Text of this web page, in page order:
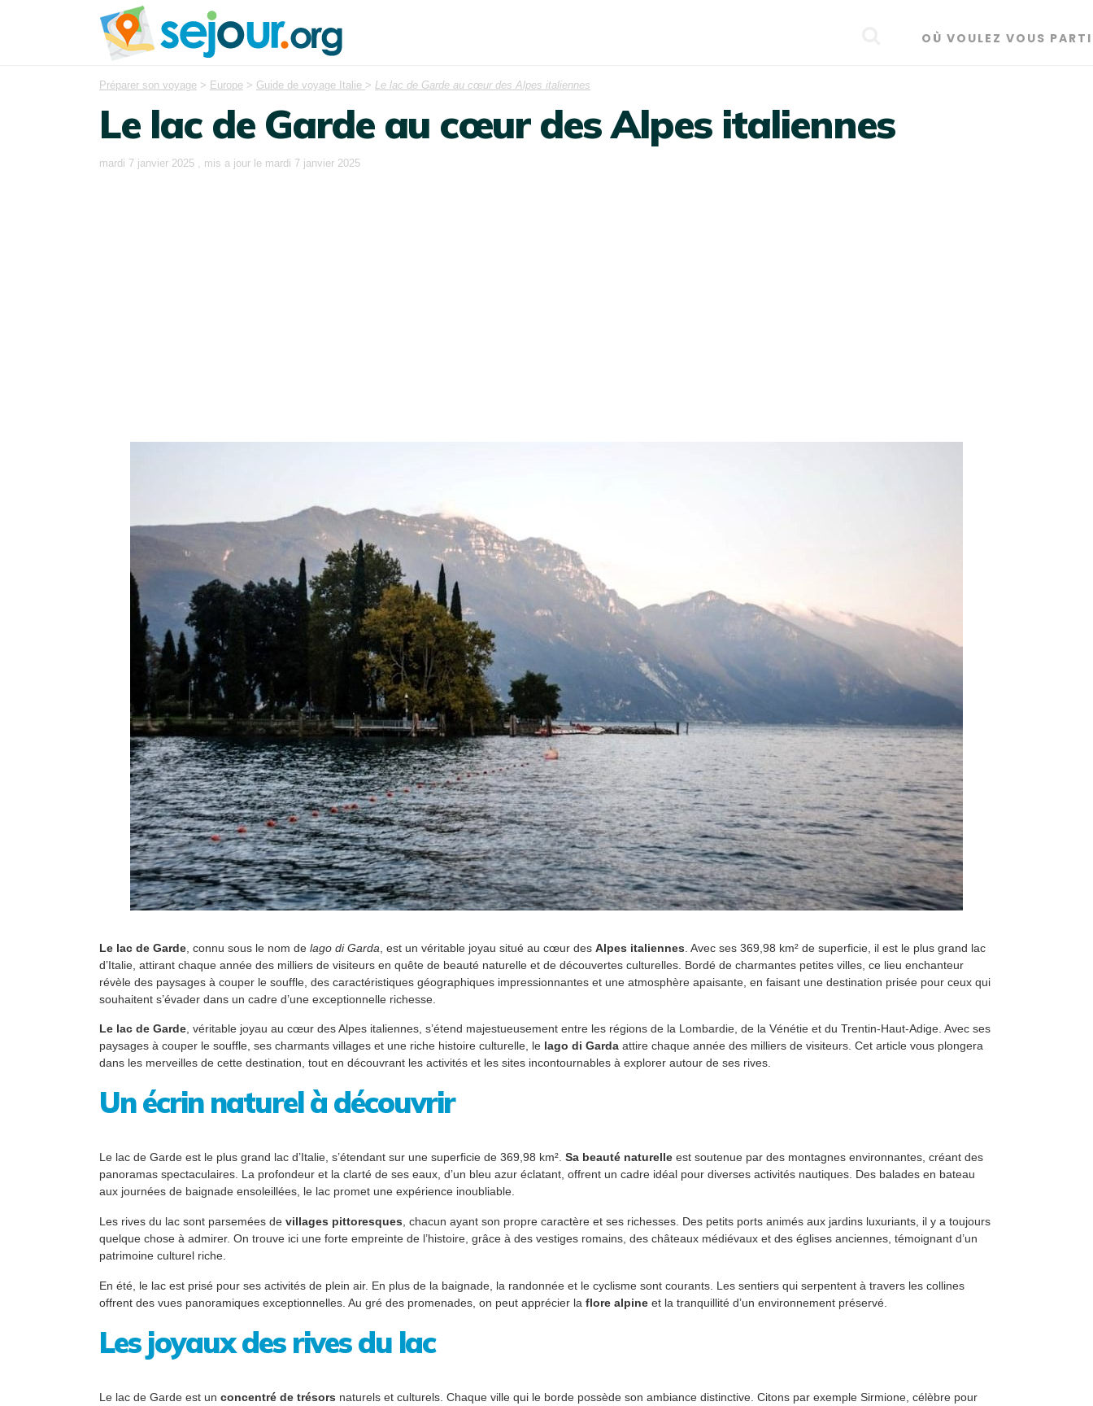
OÙ VOULEZ VOUS
Préparer son voyage > Europe > Guide de voyage Italie > Le lac de Garde au cœur des Alpes italiennes
Le lac de Garde au cœur des Alpes italiennes
mardi 7 janvier 2025 , mis a jour le mardi 7 janvier 2025
Le lac de Garde , connu sous le nom de lago di Garda , est un véritable joyau situé au cœur des Alpes italiennes . Avec ses 369,98 km² de superficie, il est le plus grand lac
d’Italie, attirant chaque année des milliers de visiteurs en quête de beauté naturelle et de découvertes culturelles. Bordé de charmantes petites villes, ce lieu enchanteur
révèle des paysages à couper le souffle, des caractéristiques géographiques impressionnantes et une atmosphère apaisante, en faisant une destination prisée pour ceux qui
souhaitent s’évader dans un cadre d’une exceptionnelle richesse.
Le lac de Garde, véritable joyau au cœur des Alpes italiennes, s’étend majestueusement entre les régions de la Lombardie, de la Vénétie et du Trentin-Haut-Adige. Avec ses
paysages à couper le souffle, ses charmants villages et une riche histoire culturelle, le lago di Garda attire chaque année des milliers de visiteurs. Cet article vous plongera
dans les merveilles de cette destination, tout en découvrant les activités et les sites incontournables à explorer autour de ses rives.
Un écrin naturel à découvrir
Le lac de Garde est le plus grand lac d’Italie, s’étendant sur une superficie de 369,98 km². Sa beauté naturelle est soutenue par des montagnes environnantes, créant des
panoramas spectaculaires. La profondeur et la clarté de ses eaux, d’un bleu azur éclatant, offrent un cadre idéal pour diverses activités nautiques. Des balades en bateau
aux journées de baignade ensoleillées, le lac promet une expérience inoubliable.
Les rives du lac sont parsemées de villages pittoresques , chacun ayant son propre caractère et ses richesses. Des petits ports animés aux jardins luxuriants, il y a toujours
quelque chose à admirer. On trouve ici une forte empreinte de l’histoire, grâce à des vestiges romains, des châteaux médiévaux et des églises anciennes, témoignant d’un
patrimoine culturel riche.
En été, le lac est prisé pour ses activités de plein air. En plus de la baignade, la randonnée et le cyclisme sont courants. Les sentiers qui serpentent à travers les collines
offrent des vues panoramiques exceptionnelles. Au gré des promenades, on peut apprécier la flore alpine et la tranquillité d’un environnement préservé.
Les joyaux des rives du lac
Le lac de Garde est un concentré de trésors naturels et culturels. Chaque ville qui le borde possède son ambiance distinctive. Citons par exemple Sirmione, célèbre pour